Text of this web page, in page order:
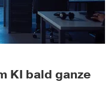
KI bald ganze